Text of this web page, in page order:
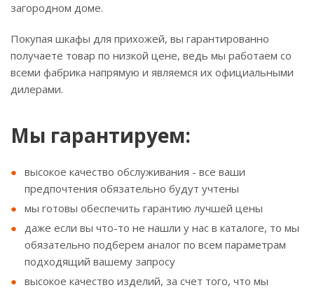
загородном доме.
Покупая шкафы для прихожей, вы гарантированно
получаете товар по низкой цене, ведь мы работаем со
всеми фабрика напрямую и являемся их официальными
дилерами.
Мы гарантируем:
высокое качество обслуживания - все ваши
предпочтения обязательно будут учтены
мы готовы обеспечить гарантию лучшей цены
даже если вы что-то не нашли у нас в каталоге, то мы
обязательно подберем аналог по всем параметрам
подходящий вашему запросу
высокое качество изделий, за счет того, что мы